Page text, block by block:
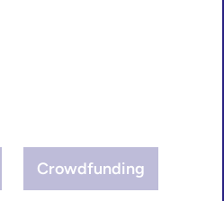
Crowdfunding